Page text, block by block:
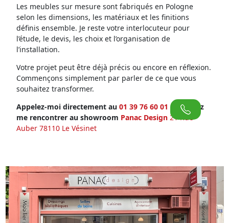
Les meubles sur mesure sont fabriqués en Pologne
selon les dimensions, les matériaux et les finitions
définis ensemble. Je reste votre interlocuteur pour
l’étude, le devis, les choix et l’organisation de
l’installation.
Votre projet peut être déjà précis ou encore en réflexion.
Commençons simplement par parler de ce que vous
souhaitez transformer.
Appelez-moi directement au 01 39 76 60 01 ou venez
me rencontrer au showroom Panac Design 21 Rue
Auber 78110 Le Vésinet